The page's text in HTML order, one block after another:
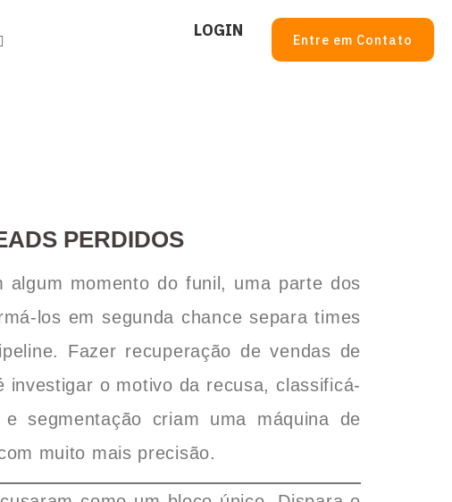
Entre em Contato
LOGIN
PERDIDOS
momento do funil, uma parte dos
los em segunda chance separa times
Fazer recuperação de vendas de
o motivo da recusa, classificá-
segmentação criam uma máquina de
muito mais precisão.